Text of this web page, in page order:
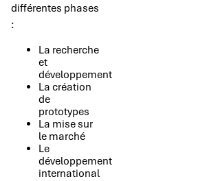
différentes phases
:
La recherche
et
développement
La création
de
prototypes
La mise sur
le marché
Le
développement
international